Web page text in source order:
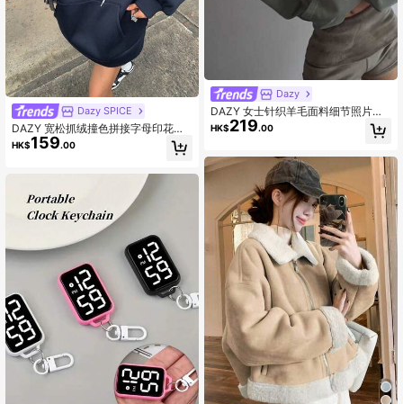
Dazy SPICE
DAZY 宽松抓绒撞色拼接字母印花连
帽衫，女款，长袖上衣，秋季服装卫
衣，冬季
HK$159.00
Dazy
DAZY 女士针织羊毛面料细节照片、
家居服、室内/家居主镜头、展现环绕
效果的环绕式款式、贴花连帽运动衫
HK$219.00